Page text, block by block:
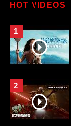
HOT VIDEOS
1
2